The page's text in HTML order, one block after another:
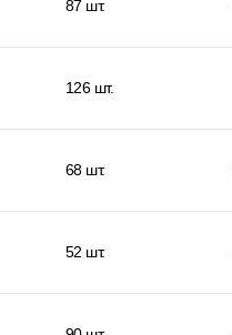
87 шт.
126 шт.
68 шт.
52 шт.